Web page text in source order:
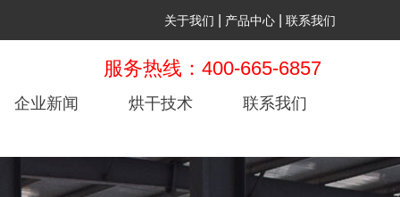
关于我们 产品中心 联系我们
服务热线：400-665-6857
企业新闻 烘干技术 联系我们